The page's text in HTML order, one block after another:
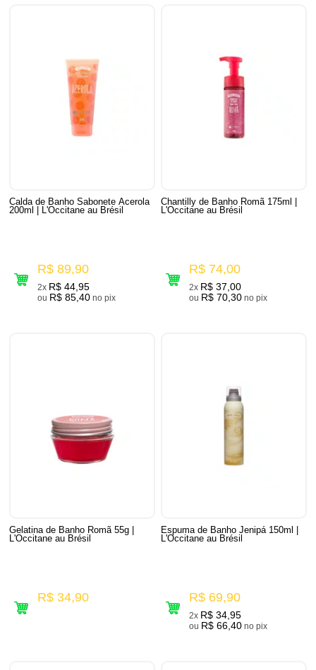
Calda de Banho Sabonete Acerola
200ml | L'Occitane au Brésil
R$ 89,90
2x R$ 44,95
ou R$ 85,40 no pix
Chantilly de Banho Romã 175ml |
L'Occitane au Brésil
R$ 74,00
2x R$ 37,00
ou R$ 70,30 no pix
Gelatina de Banho Romã 55g |
L'Occitane au Brésil
R$ 34,90
Espuma de Banho Jenipá 150ml |
L'Occitane au Brésil
R$ 69,90
2x R$ 34,95
ou R$ 66,40 no pix